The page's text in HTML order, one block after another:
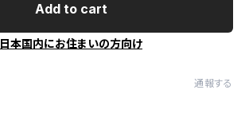
Add to cart
日本国内にお住まいの方向け
通報する